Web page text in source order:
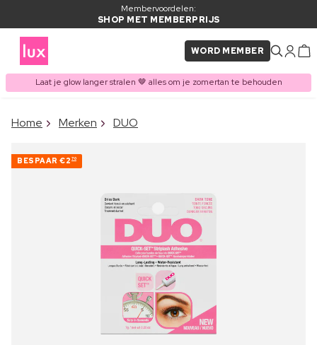
Membervoordelen:
SHOP MET MEMBERPRIJS
WORD MEMBER
Laat je glow langer stralen 🤎 alles om je zomertan te behouden
ITEM TOEGEVOEGD AAN
Home Merken DUO
BESPAAR €2 70